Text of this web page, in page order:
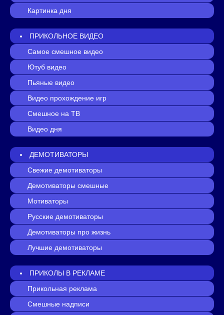
Картинка дня
ПРИКОЛЬНОЕ ВИДЕО
Самое смешное видео
Ютуб видео
Пьяные видео
Видео прохождение игр
Смешное на ТВ
Видео дня
ДЕМОТИВАТОРЫ
Свежие демотиваторы
Демотиваторы смешные
Мотиваторы
Русские демотиваторы
Демотиваторы про жизнь
Лучшие демотиваторы
ПРИКОЛЫ В РЕКЛАМЕ
Прикольная реклама
Смешные надписи